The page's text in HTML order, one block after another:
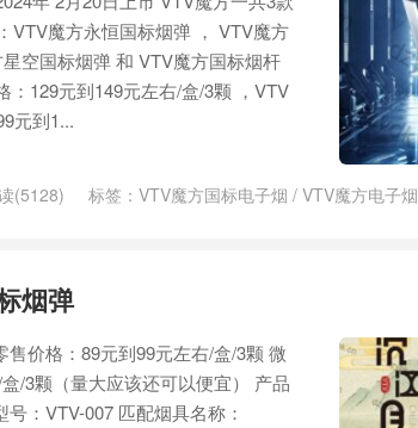
VTV魔方永恒国标烟弹 ， VTV魔方
空国标烟弹 和 VTV魔方国标烟杆
：129元到149元左右/盒/3颗 ，VTV
元到1...
(5128) 标签： VTV魔方国标电子烟 / VTV魔方电子烟
烟弹
价格：89元到99元左右/盒/3颗 微
/3颗（量大应该还可以便宜） 产品
：VTV-007 匹配烟具名称：